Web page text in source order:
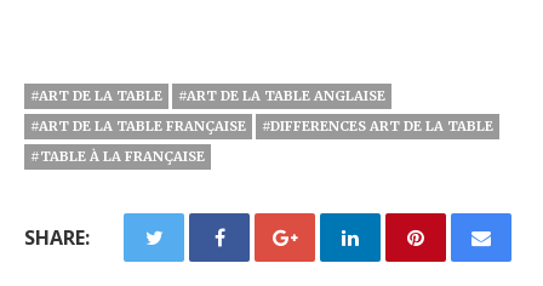
#ART DE LA TABLE
#ART DE LA TABLE ANGLAISE
#ART DE LA TABLE FRANÇAISE
#DIFFERENCES ART DE LA TABLE
#TABLE À LA FRANÇAISE
SHARE: